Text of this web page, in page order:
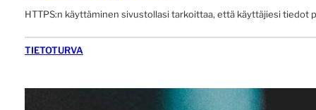
HTTPS:n käyttäminen sivustollasi tarkoittaa, että käyttäjiesi
TIETOTURVA